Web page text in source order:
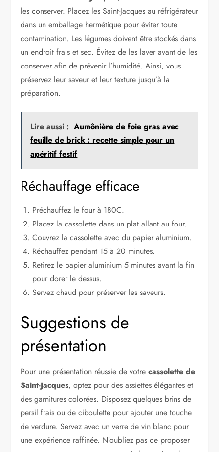
les conserver. Placez les Saint-Jacques au réfrigérateur
dans un emballage hermétique pour éviter toute
contamination. Les légumes doivent être stockés dans
un endroit frais et sec. Évitez de les laver avant de les
conserver afin de prévenir l’humidité. Ainsi, vous
préservez leur saveur et leur texture jusqu’à la
préparation.
Lire aussi : Aumônière de foie gras avec
feuille de brick : recette simple pour un
apéritif festif
Réchauffage efficace
Préchauffez le four à 180C.
Placez la cassolette dans un plat allant au four.
Couvrez la cassolette avec du papier aluminium.
Réchauffez pendant 15 à 20 minutes.
Retirez le papier aluminium 5 minutes avant la fin
pour dorer le dessus.
Servez chaud pour préserver les saveurs.
Suggestions de
présentation
Pour une présentation réussie de votrecassolette de
Saint-Jacques, optez pour des assiettes élégantes et
des garnitures colorées. Disposez quelques brins de
persil frais ou de ciboulette pour ajouter une touche
de verdure. Servez avec un verre de vin blanc pour
une expérience raffinée. N’oubliez pas de proposer